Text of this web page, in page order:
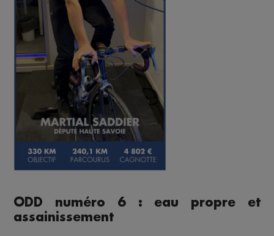
ODD numéro 6 : eau propre et
assainissement